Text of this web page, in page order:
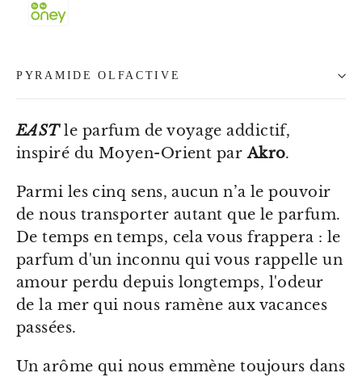
PYRAMIDE OLFACTIVE
EASTle parfum de voyage addictif,
inspiré du Moyen-Orient parAkro.
Parmi les cinq sens, aucun n’a le pouvoir
de nous transporter autant que le parfum.
De temps en temps, cela vous frappera : le
parfum d'un inconnu qui vous rappelle un
amour perdu depuis longtemps, l'odeur
de la mer qui nous ramène aux vacances
passées.
Un arôme qui nous emmène toujours dans